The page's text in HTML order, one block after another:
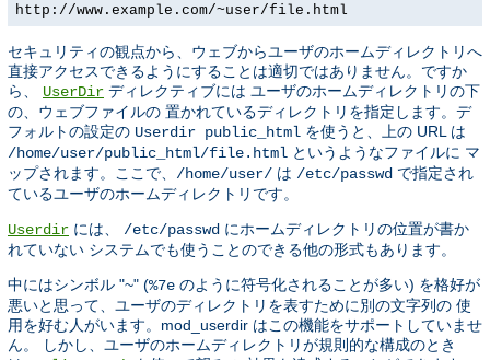
http://www.example.com/~user/file.html
セキュリティの観点から、ウェブからユーザのホームディレクトリへ
直接アクセスできるようにすることは適切ではありません。ですか
ら、 UserDir ディレクティブには ユーザのホームディレクトリの下
の、ウェブファイルの 置かれているディレクトリを指定します。デ
フォルトの設定の Userdir public_html を使うと、上の URL は
/home/user/public_html/file.html というようなファイルに マ
ップされます。ここで、 /home/user/ は /etc/passwd で指定され
ているユーザのホームディレクトリです。
Userdir には、 /etc/passwd にホームディレクトリの位置が書か
れていない システムでも使うことのできる他の形式もあります。
中にはシンボル "~" (%7e のように符号化されることが多い) を格好が
悪いと思って、ユーザのディレクトリを表すために別の文字列の 使
用を好む人がいます。mod_userdir はこの機能をサポートしていませ
ん。 しかし、ユーザのホームディレクトリが規則的な構成のとき